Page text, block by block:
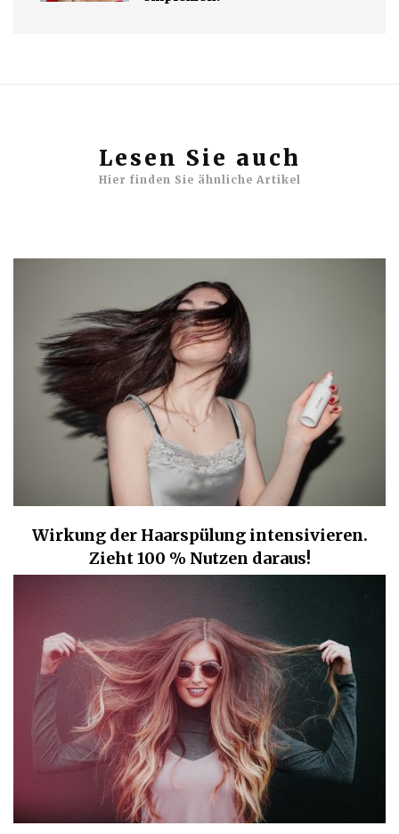
Lesen Sie auch
Hier finden Sie ähnliche Artikel
Wirkung der Haarspülung intensivieren.
Zieht 100 % Nutzen daraus!